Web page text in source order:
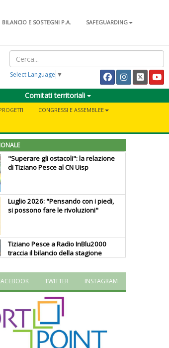
BILANCIO E SOSTEGNI P.A.
SAFEGUARDING
Select Language ▼
Comitati territoriali
CONGRESSI E ASSEMBLEE
"Superare gli ostacoli": la relazione
di Tiziano Pesce al CN Uisp
Luglio 2026: "Pensando con i piedi,
si possono fare le rivoluzioni"
Tiziano Pesce a Radio InBlu2000
traccia il bilancio della stagione
valorizzi le nostre specificità"
La formazione Uisp rallenta ma
prosegue anche in estate
TWITTER INSTAGRAM